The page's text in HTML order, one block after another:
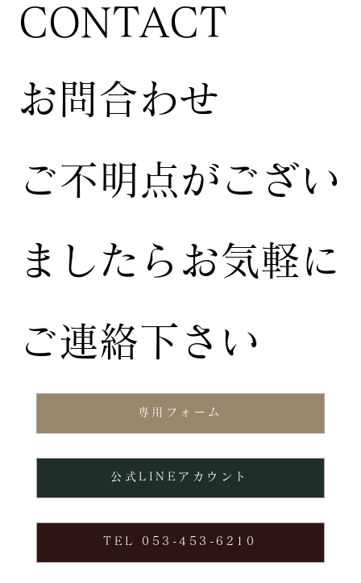
専用フォーム
TEL 053-453-6210
公式LINEアカウント
お問合わせ
ご不明点がござい
ましたらお気軽に
ご連絡下さい
CONTACT